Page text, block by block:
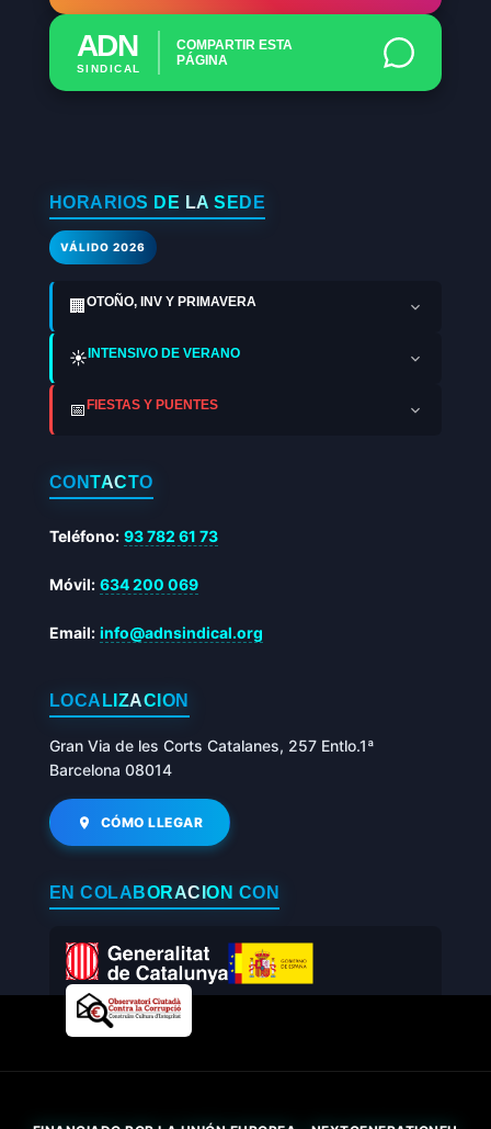
ADN
SINDICAL
COMPARTIR ESTA
PÁGINA
HORARIOS DE LA SEDE
VÁLIDO 2026
🏢 OTOÑO, INV Y PRIMAVERA
☀️ INTENSIVO DE VERANO
📅 FIESTAS Y PUENTES
CONTACTO
Teléfono: 93 782 61 73
Móvil: 634 200 069
Email: info@adnsindical.org
LOCALIZACIÓN
Gran Via de les Corts Catalanes, 257 Entlo.1ª
Barcelona 08014
CÓMO LLEGAR
EN COLABORACIÓN CON